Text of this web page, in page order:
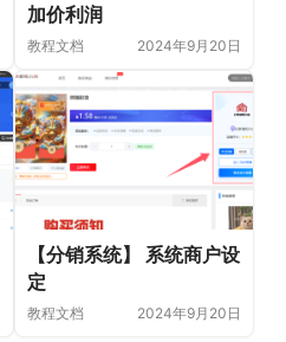
加价利润
教程文档 2024年9月20日
【分销系统】 系统商户设
定
教程文档 2024年9月20日